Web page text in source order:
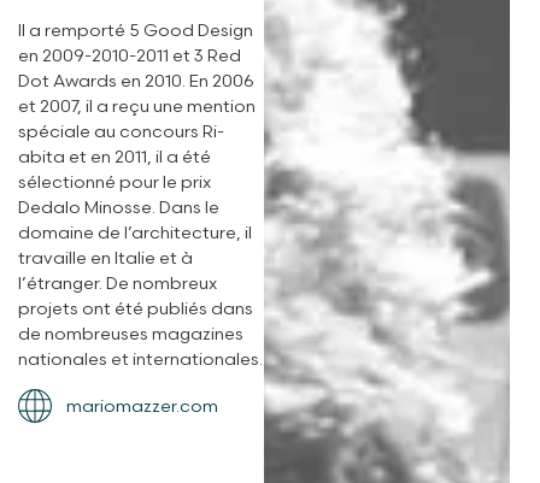
Il a remporté 5 Good Design
en 2009-2010-2011 et 3 Red
Dot Awards en 2010. En 2006
et 2007, il a reçu une mention
spéciale au concours Ri-
abita et en 2011, il a été
sélectionné pour le prix
Dedalo Minosse. Dans le
domaine de l’architecture, il
travaille en Italie et à
l’étranger. De nombreux
projets ont été publiés dans
de nombreuses magazines
nationales et internationales.
mariomazzer.com